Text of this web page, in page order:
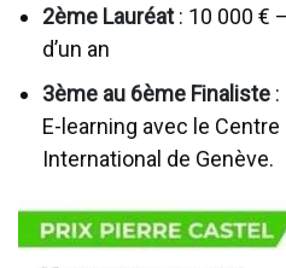
2ème Lauréat: 10 000 €
d’un an
3ème au 6ème Finaliste
E-learning avec le
International de Genève.